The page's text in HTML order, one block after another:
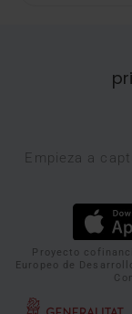
Empieza a
Proyecto
Europeo de